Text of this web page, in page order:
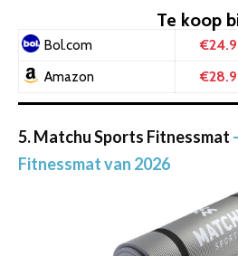
Te koop
Bol.com
Amazon
5. Matchu Sports Fitnessmat
Fitnessmat van 2026